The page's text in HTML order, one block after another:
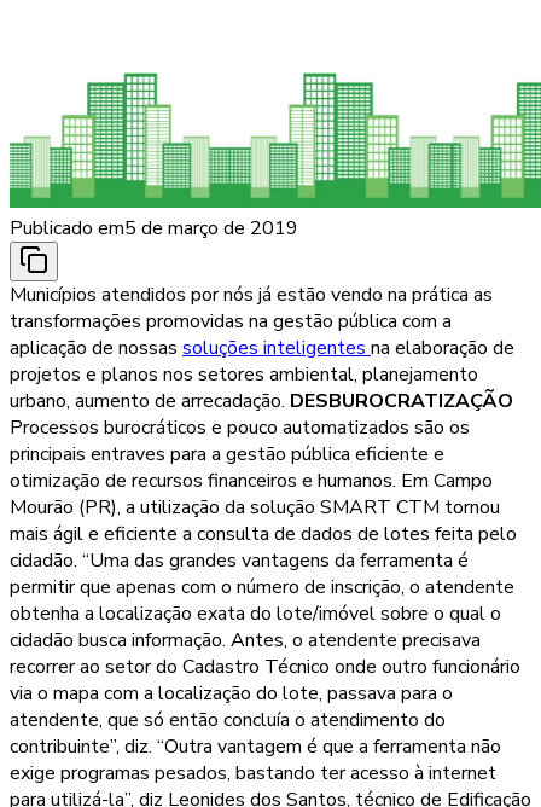
Publicado em5 de março de 2019
Municípios atendidos por nós já estão vendo na prática as
transformações promovidas na gestão pública com a
aplicação de nossas soluções inteligentes na elaboração de
projetos e planos nos setores ambiental, planejamento
urbano, aumento de arrecadação. DESBUROCRATIZAÇÃO
Processos burocráticos e pouco automatizados são os
principais entraves para a gestão pública eficiente e
otimização de recursos financeiros e humanos. Em Campo
Mourão (PR), a utilização da solução SMART CTM tornou
mais ágil e eficiente a consulta de dados de lotes feita pelo
cidadão. “Uma das grandes vantagens da ferramenta é
permitir que apenas com o número de inscrição, o atendente
obtenha a localização exata do lote/imóvel sobre o qual o
cidadão busca informação. Antes, o atendente precisava
recorrer ao setor do Cadastro Técnico onde outro funcionário
via o mapa com a localização do lote, passava para o
atendente, que só então concluía o atendimento do
contribuinte”, diz. “Outra vantagem é que a ferramenta não
exige programas pesados, bastando ter acesso à internet
para utilizá-la”, diz Leonides dos Santos, técnico de Edificação